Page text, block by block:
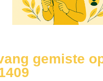
gemiste